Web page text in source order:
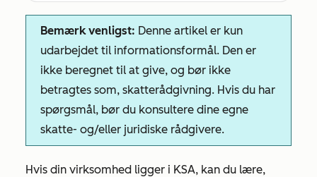
Bemærk venligst: Denne artikel er kun
udarbejdet til informationsformål. Den er
ikke beregnet til at give, og bør ikke
betragtes som, skatterådgivning. Hvis du har
spørgsmål, bør du konsultere dine egne
skatte- og/eller juridiske rådgivere.
Hvis din virksomhed ligger i KSA, kan du lære,